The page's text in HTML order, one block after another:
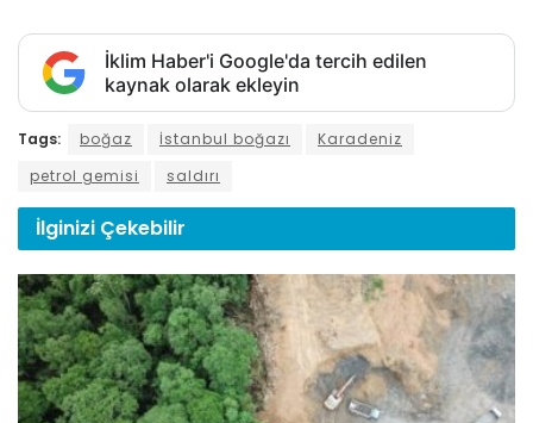
İklim Haber'i Google'da tercih edilen
kaynak olarak ekleyin
Tags: boğaz İstanbul boğazı
Karadeniz
petrol gemisi
saldırı
İlginizi Çekebilir